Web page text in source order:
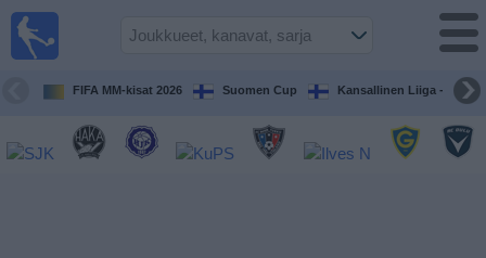
FIFA MM-kisat 2026 Suomen Cup Kansallinen Liiga - Naiset
Jalkapallo
otteluiden opas
Tulevat